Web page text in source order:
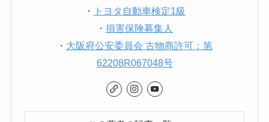
・
トヨタ自動車検定1級
・ 損害保険募集人
・ 大阪府公安委員会 古物商許可：第
62208R067048号